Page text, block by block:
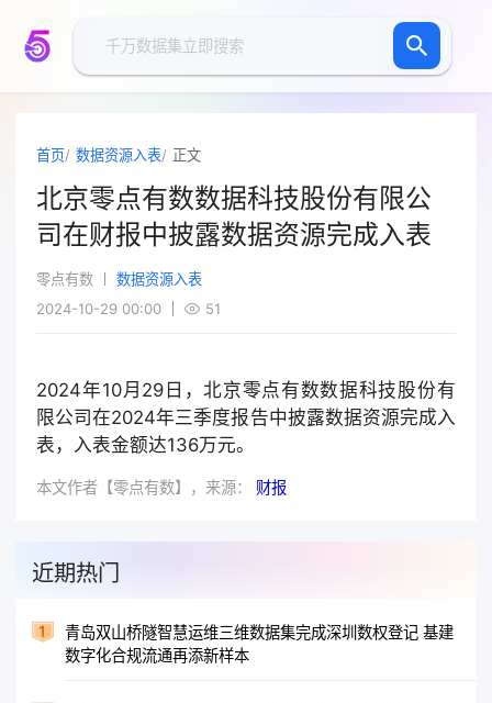
首页 数据资源入表 正文
北京零点有数数据科技股份有限公
司在财报中披露数据资源完成入表
零点有数
数据资源入表
2024-10-29 00:00
51
2024年10月29日，北京零点有数数据科技股份有
限公司在2024年三季度报告中披露数据资源完成入
表，入表金额达136万元。
本文作者【零点有数】，来源： 财报
近期热门
青岛双山桥隧智慧运维三维数据集完成深圳数权登记 基建
数字化合规流通再添新样本